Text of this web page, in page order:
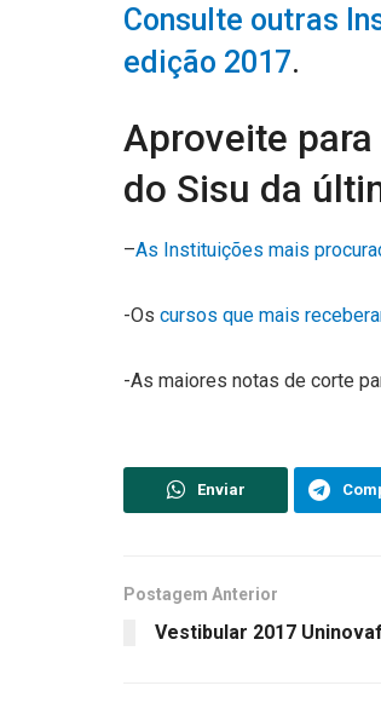
Consulte outras
edição 2017.
Aproveite
do Sisu da
–As Instituições mais
-Os cursos que mais
-As maiores notas de corte
Enviar
Postagem Anterior
Vestibular 2017